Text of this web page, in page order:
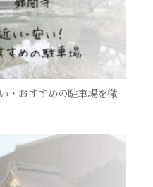
・おすすめの駐車場を徹